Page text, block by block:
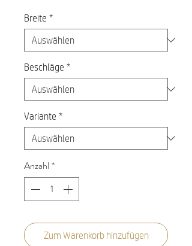
Breite *
Beschläge *
Variante *
Anzahl *
Zum Warenkorb hinzufügen